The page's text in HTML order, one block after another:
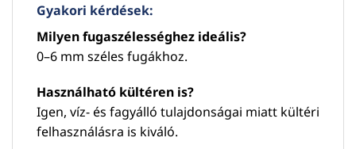
Gyakori kérdések:
Milyen fugaszélességhez ideális?
0–6 mm széles fugákhoz.
Használható kültéren is?
Igen, víz- és fagyálló tulajdonságai miatt kültéri
felhasználásra is kiváló.